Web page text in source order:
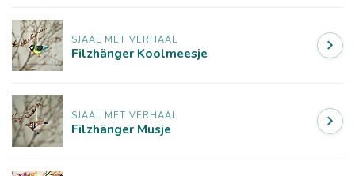
SJAAL MET VERHAAL
Filzhänger Koolmeesje
SJAAL MET VERHAAL
Filzhänger Musje